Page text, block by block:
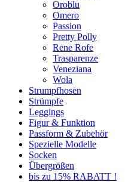
Oroblu
Omero
Passion
Pretty Polly
Rene Rofe
Trasparenze
Veneziana
Wola
Strumpfhosen
Strümpfe
Leggings
Figur & Funktion
Passform & Zubehör
Spezielle Modelle
Socken
Übergrößen
bis zu 15% RABATT !